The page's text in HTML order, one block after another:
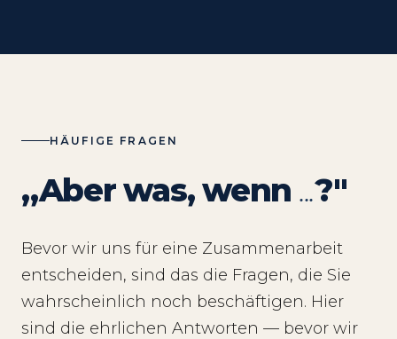
HÄUFIGE FRAGEN
„Aber was, wenn ...?"
Bevor wir uns für eine Zusammenarbeit
entscheiden, sind das die Fragen, die Sie
wahrscheinlich noch beschäftigen. Hier
sind die ehrlichen Antworten — bevor wir